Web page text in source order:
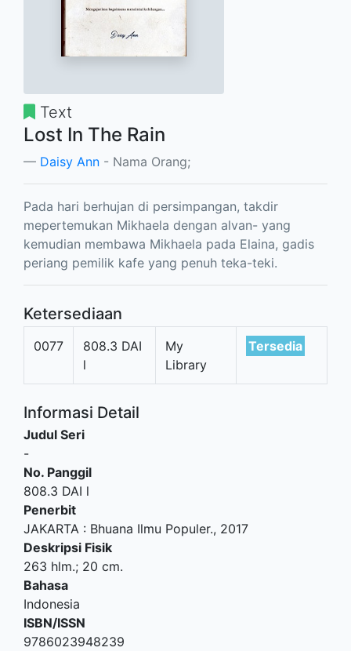
Text
Lost In The Rain
Daisy Ann - Nama Orang;
Pada hari berhujan di persimpangan, takdir
mepertemukan Mikhaela dengan alvan- yang
kemudian membawa Mikhaela pada Elaina, gadis
periang pemilik kafe yang penuh teka-teki.
Ketersediaan
0077
808.3 DAI
l
My
Library
Tersedia
Informasi Detail
Judul Seri
-
No. Panggil
808.3 DAI l
Penerbit
JAKARTA : Bhuana Ilmu Populer., 2017
Deskripsi Fisik
263 hlm.; 20 cm.
Bahasa
Indonesia
ISBN/ISSN
9786023948239